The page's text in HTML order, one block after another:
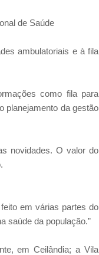
de Saúde
ambulatoriais e à fila
como fila para
planejamento da gestão
novidades. O valor do
em várias partes do
saúde da população.”
em Ceilândia; a Vila